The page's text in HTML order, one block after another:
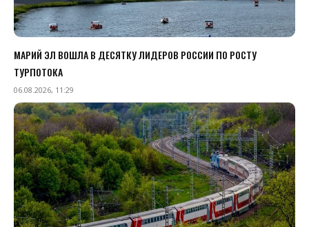
МАРИЙ ЭЛ ВОШЛА В ДЕСЯТКУ ЛИДЕРОВ РОССИИ ПО РОСТУ
ТУРПОТОКА
06.08.2026, 11:29